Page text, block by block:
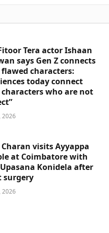
Tera actor Ishaan
says Gen Z connects
characters:
today connect
who are not
2026
Charan visits Ayyappa
at Coimbatore with
Konidela after
surgery
2026